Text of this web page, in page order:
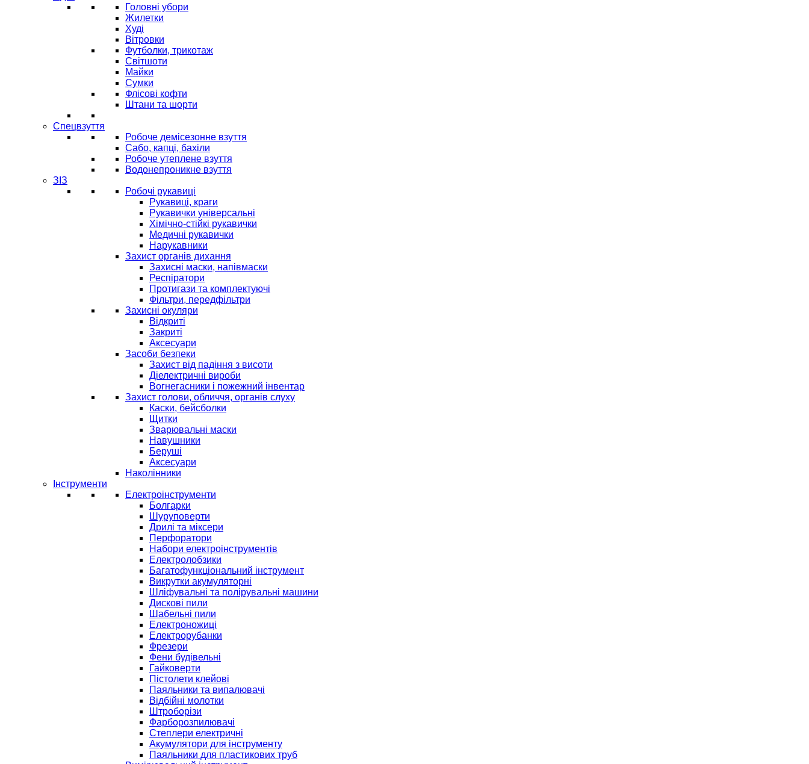
Головні убори
Жилетки
Худі
Вітровки
Футболки, трикотаж
Світшоти
Майки
Сумки
Флісові кофти
Штани та шорти
Спецвзуття
Робоче демісезонне взуття
Сабо, капці, бахіли
Робоче утеплене взуття
Водонепроникне взуття
ЗІЗ
Робочі рукавиці
Рукавиці, краги
Рукавички універсальні
Хімічно-стійкі рукавички
Медичні рукавички
Нарукавники
Захист органів дихання
Захисні маски, напівмаски
Респіратори
Протигази та комплектуючі
Фільтри, передфільтри
Захисні окуляри
Відкриті
Закриті
Аксесуари
Засоби безпеки
Захист від падіння з висоти
Діелектричні вироби
Вогнегасники і пожежний інвентар
Захист голови, обличчя, органів слуху
Каски, бейсболки
Щитки
Зварювальні маски
Навушники
Беруші
Аксесуари
Наколінники
Інструменти
Електроінструменти
Болгарки
Шуруповерти
Дрилі та міксери
Перфоратори
Набори електроінструментів
Електролобзики
Багатофункціональний інструмент
Викрутки акумуляторні
Шліфувальні та полірувальні машини
Дискові пили
Шабельні пили
Електроножиці
Електрорубанки
Фрезери
Фени будівельні
Гайковерти
Пістолети клейові
Паяльники та випалювачі
Відбійні молотки
Штроборізи
Фарборозпилювачі
Степлери електричні
Акумулятори для інструменту
Паяльники для пластикових труб